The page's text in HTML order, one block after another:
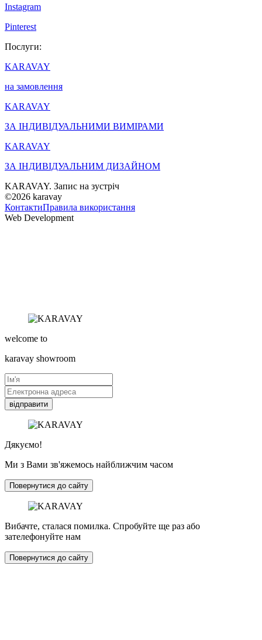
Instagram
Pinterest
Послуги:
KARAVAY
на замовлення
KARAVAY
ЗА ІНДИВІДУАЛЬНИМИ ВИМІРАМИ
KARAVAY
ЗА ІНДИВІДУАЛЬНИМ ДИЗАЙНОМ
KARAVAY. Запис на зустріч
©2026 karavay
КонтактиПравила використання
Web Development
welcome to
karavay showroom
відправити
Дякуємо!
Ми з Вами зв'яжемось найближчим часом
Повернутися до сайту
Вибачте, сталася помилка. Спробуйте ще раз або
зателефонуйте нам
Повернутися до сайту